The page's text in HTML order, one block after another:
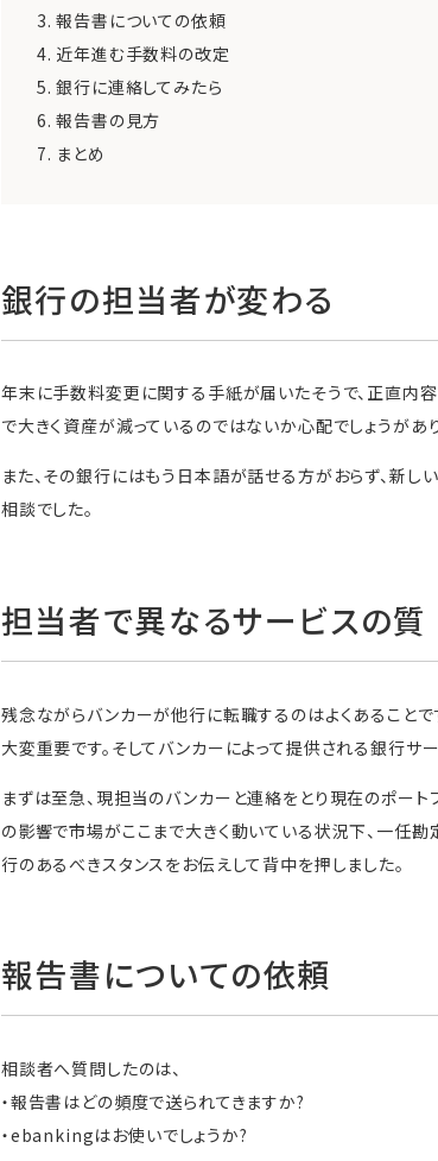
3. 報告書についての依頼
4. 近年進む手数料の改定
5. 銀行に連絡してみたら
6. 報告書の見方
7. まとめ
銀行の担当者が変わる
年末に手数料変更に関する手紙が届いたそうで、正直内
で大きく資産が減っているのではないか心配でしょうがあ
また、その銀行にはもう日本語が話せる方がおらず、新
相談でした。
担当者で異なるサービスの質
残念ながらバンカーが他行に転職するのはよくあること
大変重要です。そしてバンカーによって提供される銀行サ
まずは至急、現担当のバンカーと連絡をとり現在のポー
の影響で市場がここまで大きく動いている状況下、一任
行のあるべきスタンスをお伝えして背中を押しました。
報告書についての依頼
相談者へ質問したのは、
・報告書はどの頻度で送られてきますか?
・ebankingはお使いでしょうか?